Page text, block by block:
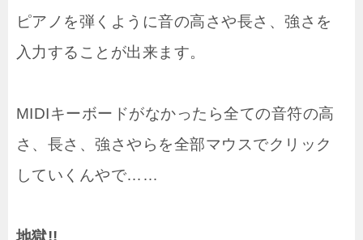
ピアノを弾くように音の高さや長さ、強さを
入力することが出来ます。
MIDIキーボードがなかったら全ての音符の高
さ、長さ、強さやらを全部マウスでクリック
していくんやで……
地獄!!